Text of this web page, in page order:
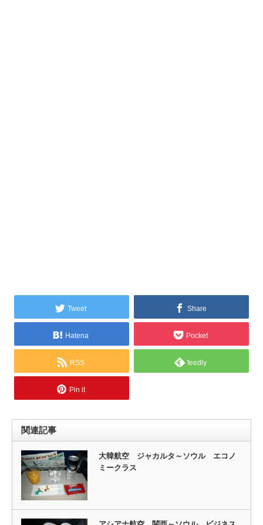
Tweet Share
Hatena Pocket
RSS feedly
Pin it
関連記事
大韓航空 ジャカルタ～ソウル エコノ
ミークラス